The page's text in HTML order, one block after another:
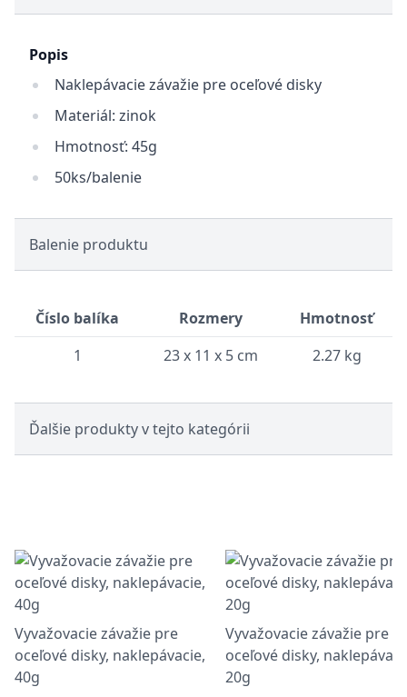
Popis
Naklepávacie závažie pre oceľové disky
Materiál: zinok
Hmotnosť: 45g
50ks/balenie
Balenie produktu
Číslo balíka Rozmery
Hmotnosť
1
23 x 11 x 5 cm 2.27 kg
Ďalšie produkty v tejto kategórii
Vyvažovacie závažie pre
oceľové disky, naklepávacie,
40g
Vyvažovacie závažie pre
oceľové disky,
20g